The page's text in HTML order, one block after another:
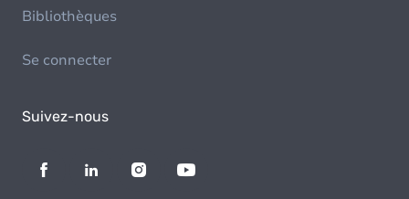
Bibliothèques
Se connecter
Suivez-nous